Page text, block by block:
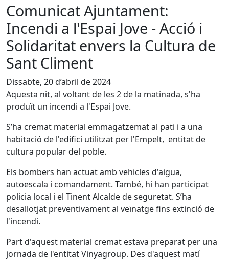
Comunicat Ajuntament:
Incendi a l'Espai Jove - Acció i
Solidaritat envers la Cultura de
Sant Climent
Dissabte, 20 d’abril de 2024
Aquesta nit, al voltant de les 2 de la matinada, s'ha
produït un incendi a l'Espai Jove.
S’ha cremat material emmagatzemat al pati i a una
habitació de l'edifici utilitzat per l'Empelt, entitat de
cultura popular del poble.
Els bombers han actuat amb vehicles d'aigua,
autoescala i comandament. També, hi han participat
policia local i el Tinent Alcalde de seguretat. S’ha
desallotjat preventivament al veïnatge fins extinció de
l'incendi.
Part d'aquest material cremat estava preparat per una
jornada de l'entitat Vinyagroup. Des d'aquest matí